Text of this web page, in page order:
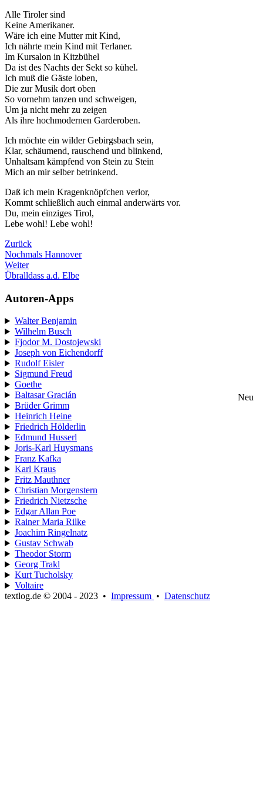
Alle Tiroler sind
Keine Amerikaner.
Wäre ich eine Mutter mit Kind,
Ich nährte mein Kind mit Terlaner.
Im Kursalon in Kitzbühel
Da ist des Nachts der Sekt so kühel.
Ich muß die Gäste loben,
Die zur Musik dort oben
So vornehm tanzen und schweigen,
Um ja nicht mehr zu zeigen
Als ihre hochmodernen Garderoben.
Ich möchte ein wilder Gebirgsbach sein,
Klar, schäumend, rauschend und blinkend,
Unhaltsam kämpfend von Stein zu Stein
Mich an mir selber betrinkend.
Daß ich mein Kragenknöpfchen verlor,
Kommt schließlich auch einmal anderwärts vor.
Du, mein einziges Tirol,
Lebe wohl! Lebe wohl!
Zurück
Nochmals Hannover
Weiter
Übralldass a.d. Elbe
Autoren-Apps
Walter Benjamin
Wilhelm Busch
Fjodor M. Dostojewski
Joseph von Eichendorff
Rudolf Eisler
Sigmund Freud
Goethe
Baltasar Gracián
Neu
Brüder Grimm
Heinrich Heine
Friedrich Hölderlin
Edmund Husserl
Joris-Karl Huysmans
Franz Kafka
Karl Kraus
Fritz Mauthner
Christian Morgenstern
Friedrich Nietzsche
Edgar Allan Poe
Rainer Maria Rilke
Joachim Ringelnatz
Gustav Schwab
Theodor Storm
Georg Trakl
Kurt Tucholsky
Voltaire
textlog.de © 2004 - 2023 • Impressum • Datenschutz